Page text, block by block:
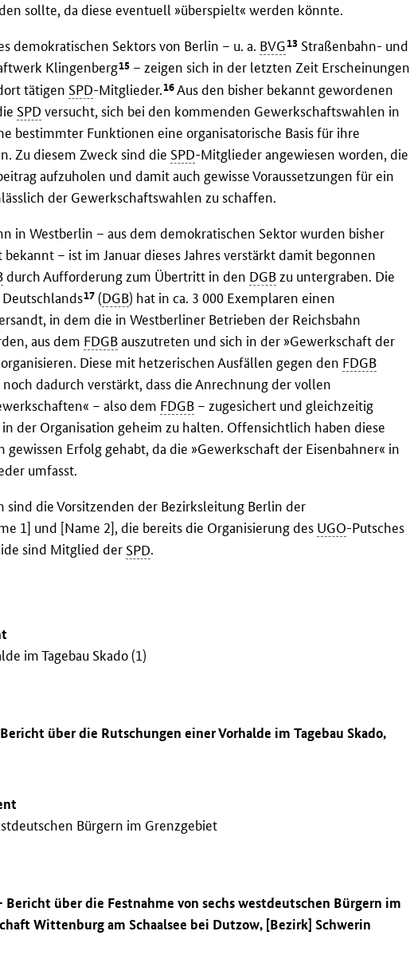
sollte, da diese eventuell »überspielt« werden könnte.
demokratischen Sektors von Berlin – u. a. BVG13 Straßenbahn- und
Klingenberg15 – zeigen sich in der letzten Zeit Erscheinungen
tätigen SPD-Mitglieder.16Aus den bisher bekannt gewordenen
SPD versucht, sich bei den kommenden Gewerkschaftswahlen in
bestimmter Funktionen eine organisatorische Basis für ihre
Zu diesem Zweck sind die SPD-Mitglieder angewiesen worden, die
aufzuholen und damit auch gewisse Voraussetzungen für ein
der Gewerkschaftswahlen zu schaffen.
in Westberlin – aus dem demokratischen Sektor wurden bisher
– ist im Januar dieses Jahres verstärkt damit begonnen
durch Aufforderung zum Übertritt in den DGB zu untergraben. Die
17 (DGB) hat in ca. 3 000 Exemplaren einen
in dem die in Westberliner Betrieben der Reichsbahn
aus dem FDGBauszutreten und sich in der »Gewerkschaft der
Diese mit hetzerischen Ausfällen gegen den FDGB
dadurch verstärkt, dass die Anrechnung der vollen
– also dem FDGB – zugesichert und gleichzeitig
der Organisation geheim zu halten. Offensichtlich haben diese
gewissen Erfolg gehabt, da die »Gewerkschaft der Eisenbahner« in
umfasst.
sind die Vorsitzenden der Bezirksleitung Berlin der
1] und [Name 2], die bereits die Organisierung des UGO-Putsches
sind Mitglied der SPD.
im Tagebau Skado (1)
über die Rutschungen einer Vorhalde im Tagebau Skado,
Bürgern im Grenzgebiet
über die Festnahme von sechs westdeutschen Bürgern im
Wittenburg am Schaalsee bei Dutzow, [Bezirk] Schwerin